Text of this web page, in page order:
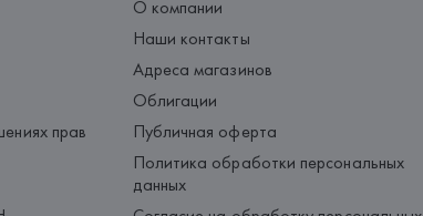
прав
О компании
Наши контакты
Адреса магазинов
Облигации
Публичная оферта
Политика обработки персональных
данных